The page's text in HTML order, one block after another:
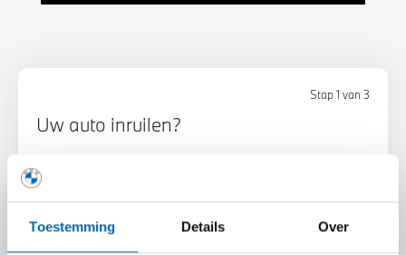
Toestemming Details Over
Stap 1 van 3
Uw auto inruilen?